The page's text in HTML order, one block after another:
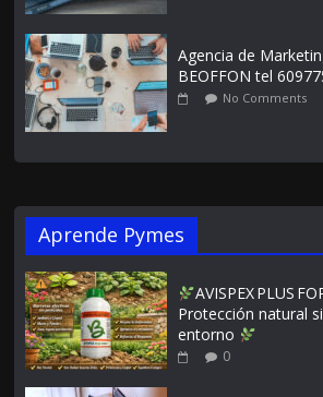
Agencia de
BEOFFON tel
No Comments
Aprende Pymes
AVISPEX PLUS
Protección natural
entorno
0